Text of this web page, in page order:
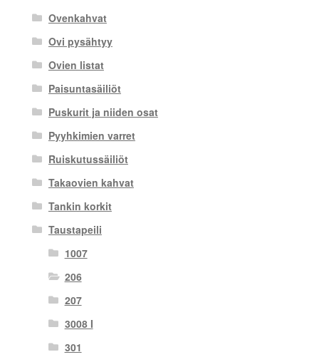
Ovenkahvat
Ovi pysähtyy
Ovien listat
Paisuntasäiliöt
Puskurit ja niiden osat
Pyyhkimien varret
Ruiskutussäiliöt
Takaovien kahvat
Tankin korkit
Taustapeili
1007
206
207
3008 I
301